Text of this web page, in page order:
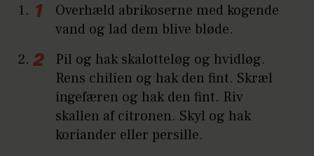
Overhæld abrikoserne med kogende
vand og lad dem blive bløde.
Pil og hak skalotteløg og hvidløg.
Rens chilien og hak den fint. Skræl
ingefæren og hak den fint. Riv
skallen af citronen. Skyl og hak
koriander eller persille.